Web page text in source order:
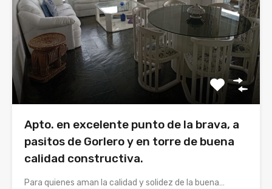
Apto. en excelente punto de la brava, a
pasitos de Gorlero y en torre de buena
calidad constructiva.
Para quienes aman la calidad y solidez de la buena…